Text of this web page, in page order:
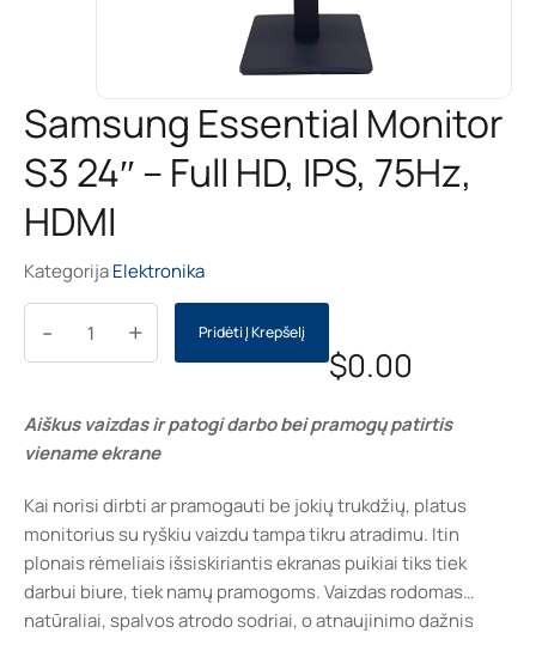
Samsung Essential Monitor
S3 24″ – Full HD, IPS, 75Hz,
HDMI
KategorijaElektronika
+
- Pridėti Į Krepšelį
$0.00
Aiškus vaizdas ir patogi darbo bei pramogų patirtis
viename ekrane
Kai norisi dirbti ar pramogauti be jokių trukdžių, platus
monitorius su ryškiu vaizdu tampa tikru atradimu. Itin
plonais rėmeliais išsiskiriantis ekranas puikiai tiks tiek
darbui biure, tiek namų pramogoms. Vaizdas rodomas
natūraliai, spalvos atrodo sodriai, o atnaujinimo dažnis